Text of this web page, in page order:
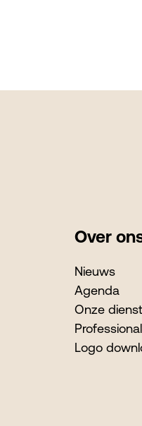
Over
Nieuws
Agenda
Onze
Logo